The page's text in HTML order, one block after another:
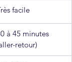
facile
à 45 minutes
retour)